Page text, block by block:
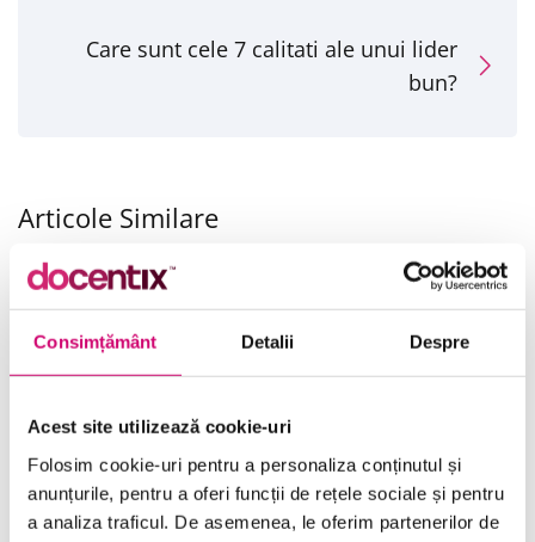
Consimțământ Detalii Despre
Acest site utilizează cookie-uri
Folosim cookie-uri pentru a personaliza conținutul și
anunțurile, pentru a oferi funcții de rețele sociale și pentru
a analiza traficul. De asemenea, le oferim partenerilor de
Care sunt cele 7 calitati ale unui lider
bun?
Articole Similare
Cum imi construiesc un
brand puternic?
19/09/2025 Vizualizări: 23
Ce este SEO si de ce
important pentru
meu?